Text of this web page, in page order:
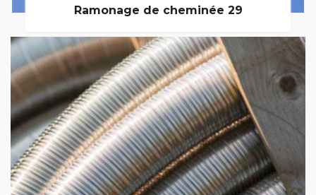
Ramonage de cheminée 29